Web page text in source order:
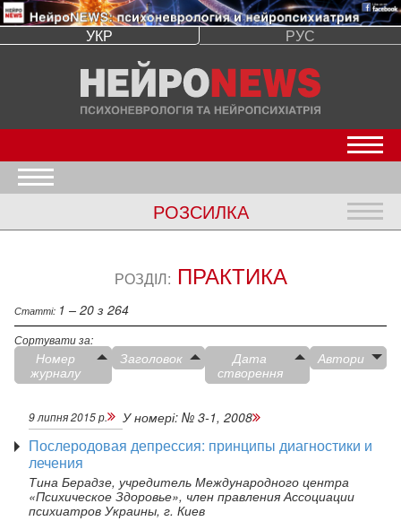
УКР РУС
РОЗСИЛКА
РОЗДІЛ: ПРАКТИКА
Статті: 1 – 20 з 264
Сортувати за:
Номер
журналу
Заголовок
Дата
створення
Автори
9 липня 2015 р. У номері: № 3-1, 2008
Послеродовая депрессия: принципы диагностики и
лечения
Тина Берадзе, учредитель Международного центра
«Психическое Здоровье», член правления Ассоциации
психиатров Украины, г. Киев